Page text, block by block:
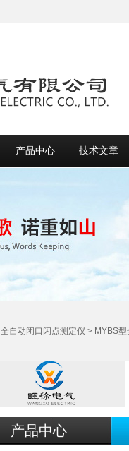
产品中心 技术文章
全自动闭口闪点测定仪 > MYBS
产品中心